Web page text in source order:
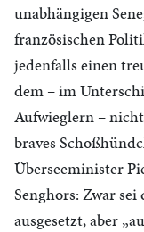
unabhängigen
französischen
jedenfalls einen
dem – im
Aufwieglern –
braves
Überseeminister
Senghors: Zwar
ausgesetzt, aber